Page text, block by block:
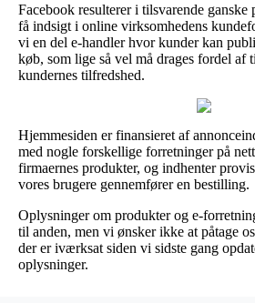
Facebook resulterer i tilsvarende ganske
få indsigt i online virksomhedens
vi en del e-handler hvor kunder kan
køb, som lige så vel må drages fordel af
kundernes tilfredshed.
Hjemmesiden er finansieret af
med nogle forskellige forretninger på
firmaernes produkter, og indhenter
vores brugere gennemfører en bestilling.
Oplysninger om produkter og e-
til anden, men vi ønsker ikke at påtage
der er iværksat siden vi sidste gang
oplysninger.